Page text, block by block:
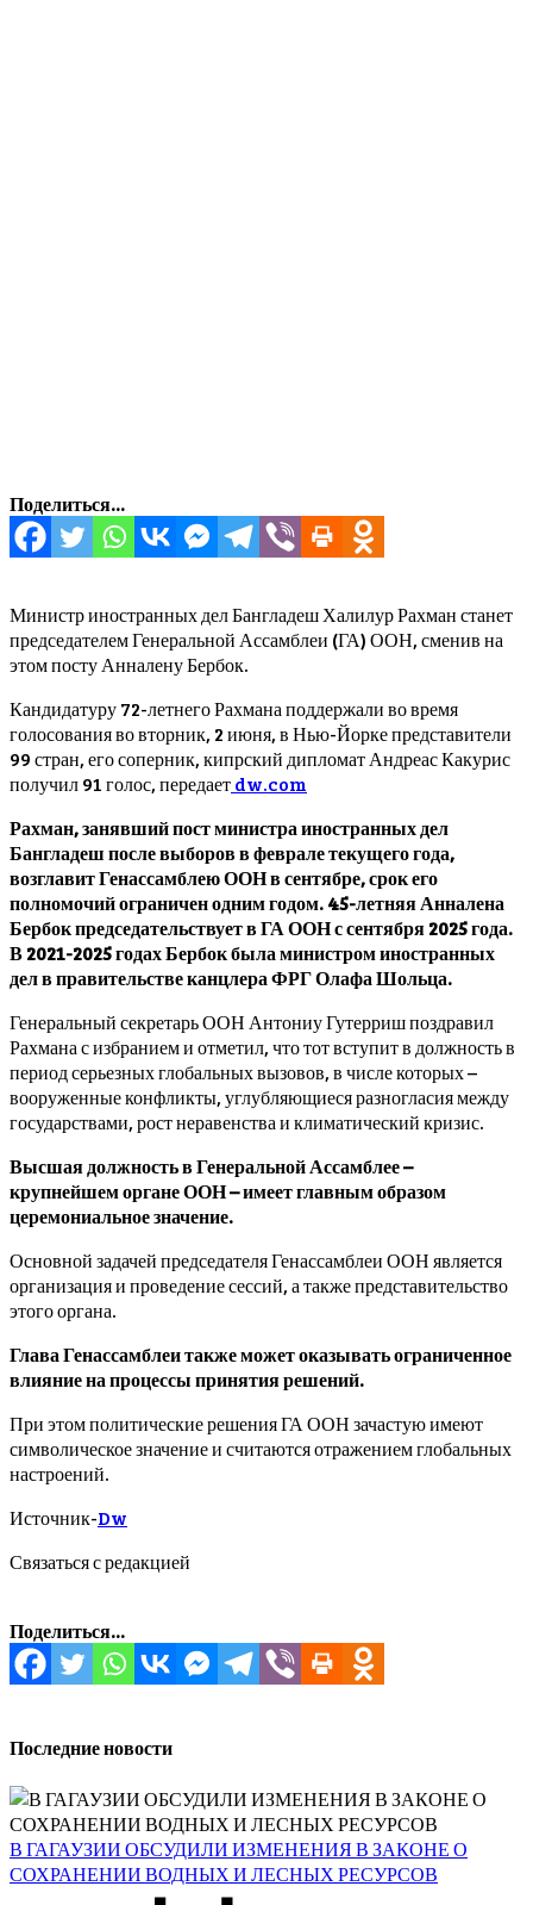
Поделиться...
Министр иностранных дел Бангладеш Халилур Рахман станет
председателем Генеральной Ассамблеи (ГА) ООН, сменив на
этом посту Анналену Бербок.
Кандидатуру 72-летнего Рахмана поддержали во время
голосования во вторник, 2 июня, в Нью-Йорке представители
99 стран, его соперник, кипрский дипломат Андреас Какурис
получил 91 голос, передаетdw.com
Рахман, занявший пост министра иностранных дел
Бангладеш после выборов в феврале текущего года,
возглавит Генассамблею ООН в сентябре, срок его
полномочий ограничен одним годом. 45-летняя Анналена
Бербок председательствует в ГА ООН с сентября 2025 года.
В 2021-2025 годах Бербок была министром иностранных
дел в правительстве канцлера ФРГ Олафа Шольца.
Генеральный секретарь ООН Антониу Гутерриш поздравил
Рахмана с избранием и отметил, что тот вступит в должность в
период серьезных глобальных вызовов, в числе которых –
вооруженные конфликты, углубляющиеся разногласия между
государствами, рост неравенства и климатический кризис.
Высшая должность в Генеральной Ассамблее –
крупнейшем органе ООН – имеет главным образом
церемониальное значение.
Основной задачей председателя Генассамблеи ООН является
организация и проведение сессий, а также представительство
этого органа.
Глава Генассамблеи также может оказывать ограниченное
влияние на процессы принятия решений.
При этом политические решения ГА ООН зачастую имеют
символическое значение и считаются отражением глобальных
настроений.
Источник-Dw
Связаться с редакцией
Поделиться...
Последние новости
В ГАГАУЗИИ ОБСУДИЛИ ИЗМЕНЕНИЯ В ЗАКОНЕ О
СОХРАНЕНИИ ВОДНЫХ И ЛЕСНЫХ РЕСУРСОВ